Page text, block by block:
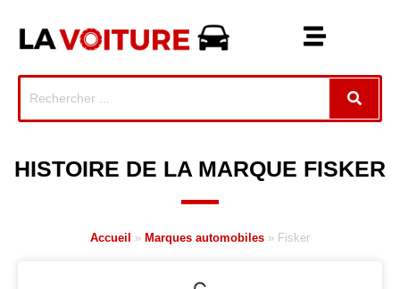
HISTOIRE DE LA MARQUE FISKER
Accueil » Marques automobiles » Fisker